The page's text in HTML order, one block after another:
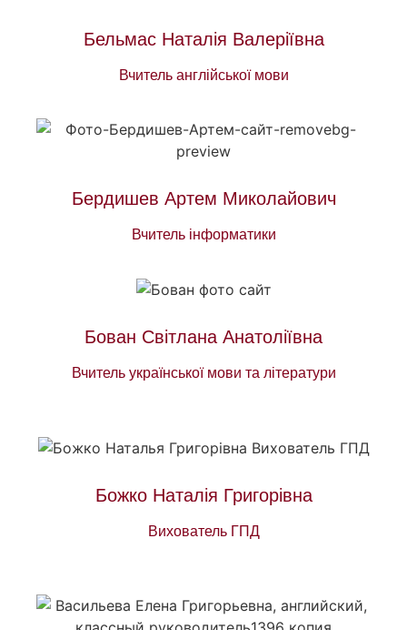
Бельмас Наталія Валеріївна
Вчитель англійської мови
Бердишев Артем Миколайович
Вчитель інформатики
Бован Світлана Анатоліївна
Вчитель української мови та літератури
Божко Наталія Григорівна
Вихователь ГПД